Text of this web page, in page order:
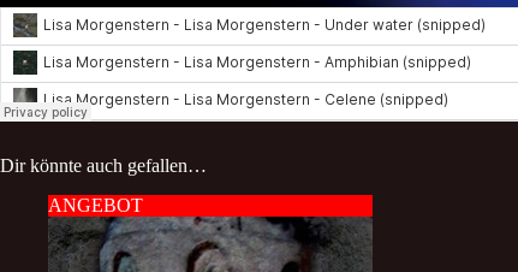
Dir könnte auch gefallen…
ANGEBOT